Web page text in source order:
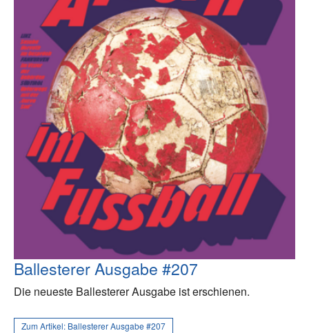
Ballesterer Ausgabe #207
Die neueste Ballesterer Ausgabe ist erschienen.
Zum Artikel: Ballesterer Ausgabe #207